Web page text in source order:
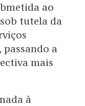
ao
tutela da
a
mais
à